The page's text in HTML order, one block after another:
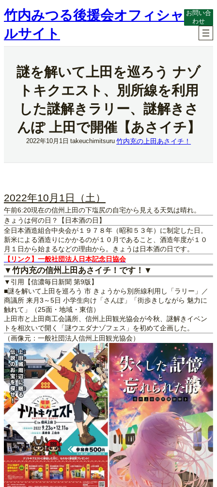
内
容
ス
キ
竹内みつる後援会オフィシャ
ルサイト
お問い合
わせ
謎を解いて上田を巡ろう ナゾ
トキクエスト、別所線を利用
した謎解きラリー、謎解きさ
んぽ 上田で開催【あさイチ】
2022年10月1日 takeuchimitsuru 竹内充の上田あさイチ！
2022年10月1日（土）
午前6:20現在の信州上田の下塩尻の自宅から見える天気は晴れ。
きょうは何の日？【日本酒の日】
全日本酒造組合中央会が１９７８年（昭和５３年）に制定した日。
新米による酒造りにかかるのが１０月であること、酒造年度が１０
月１日から始まるなどの理由から。きょうは日本酒の日です。
【リンク】一般社団法人日本記念日協会
▼竹内充の信州上田あさイチ！です！▼
▼引用【信濃毎日新聞 第9版】
■謎を解いて上田を巡ろう 市 きょうから別所線利用し「ラリー」／
商議所 来月3～5日 小学生向け「さんぽ」「街歩きしながら 魅力に
触れて」（25面・地域・東信）
上田市と上田商工会議所、信州上田観光協会が今秋、謎解きイベン
トを相次いで開く「謎ウエダナゾフェス」を初めて企画した。
（画像元：一般社団法人信州上田観光協会）